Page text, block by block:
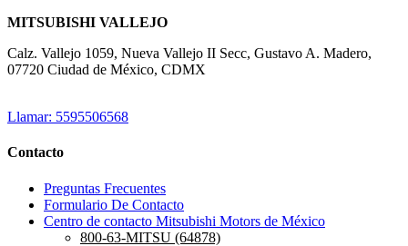
MITSUBISHI VALLEJO
Calz. Vallejo 1059, Nueva Vallejo II Secc, Gustavo A. Madero,
07720 Ciudad de México, CDMX
Llamar: 5595506568
Contacto
Preguntas Frecuentes
Formulario De Contacto
Centro de contacto Mitsubishi Motors de México
800-63-MITSU (64878)